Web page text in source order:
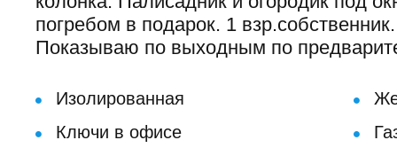
погребом в подарок. 1
Показываю по выходным по
Изолированная
Ключи в офисе